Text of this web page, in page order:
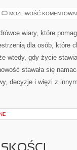
MOŻLIWOŚĆ
wiary, które
dla osób, które
wtedy, gdy życie
stawała się
decyzje i więzi z